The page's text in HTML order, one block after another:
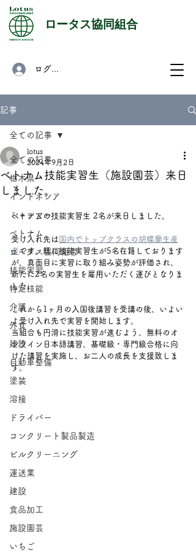
​ロータス協同組合
ログイン
記事
全ての記事
栃木県
インドネシア
ミャンマー
ベトナム
ロータス協同組合
技能実習
特定技能
介護
外食
建設
自動車整備
塗装
溶接
ドライバー
コンクリート製品製造
ビルクリーニング
運送業
建設
食品加工
施設園芸
いちご
全ての記事
ベトナム技能実習生（施設園芸）来日
しました。
lotus
2024年9月2日
ベトナムの技能実習生 2名が来日しました。
受け入れ先は 国内でトップクラスの胡蝶蘭生産
者です。既に技能実習生が5名在籍しております
が、真面目に実習に取り組み姿勢が評価され、
新たに2名の実習生を雇用いただく運びとなりま
した。
これから1ヶ月の入国後講習を受講の後、いよい
よ受け入れ先で実習を開始します。
当組合も円滑に技能実習が進むよう、無料のオ
ンライン日本語講習、基礎級・専門級合格に向
けた講習を実施し、お二人の成長を支援致しま
す。